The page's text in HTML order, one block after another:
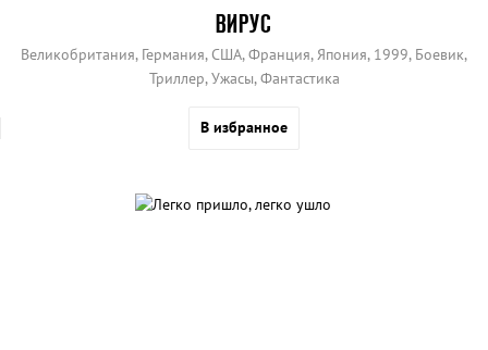
ВИРУС
Великобритания, Германия, США, Франция, Япония, 1999, Боевик,
Триллер, Ужасы, Фантастика
В избранное